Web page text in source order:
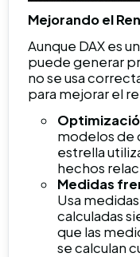
Mejorando el
Aunque DAX es
puede generar
no se usa
para mejorar el
modelos de
estrella
hechos
Medidas
Usa
calculadas
que las
se calculan